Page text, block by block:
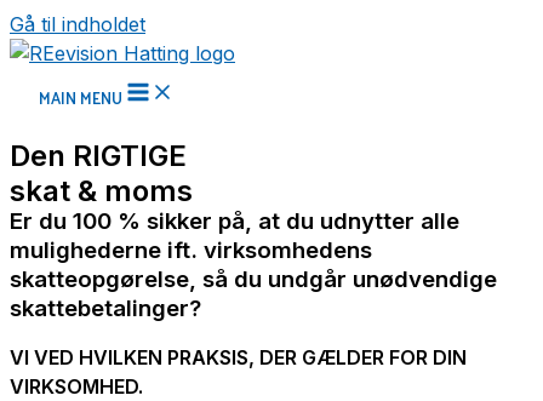
Gå til indholdet
MAIN MENU
Den RIGTIGE
skat & moms
Er du 100 % sikker på, at du udnytter alle
mulighederne ift. virksomhedens
skatteopgørelse, så du undgår unødvendige
skattebetalinger?
VI VED HVILKEN PRAKSIS, DER GÆLDER FOR DIN
VIRKSOMHED.